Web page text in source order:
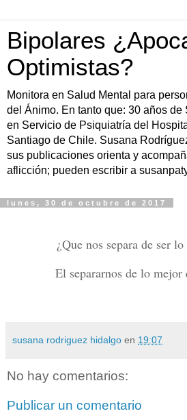
Bipolares
Optimistas?
Monitora en Salud Mental para
del Ánimo. En tanto que: 30 años
en Servicio de Psiquiatría del
Santiago de Chile. Susana
sus publicaciones orienta y
aflicción; pueden escribir a
lunes, 30 de octubre de 2017
¿Que nos separa de ser
El separarnos de lo mejor
susana rodriguez hidalgo en 19:07
No hay comentarios:
Publicar un comentario